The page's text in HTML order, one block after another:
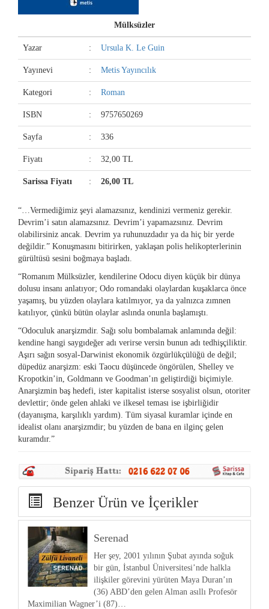
Mülksüzler
Yazar : Ursula K. Le Guin
Yayınevi : Metis Yayıncılık
Kategori : Roman
ISBN : 9757650269
Sayfa : 336
Fiyatı : 32,00 TL
Sarissa Fiyatı : 26,00 TL
“…Vermediğimiz şeyi alamazsınız, kendinizi vermeniz gerekir.
Devrim’i satın alamazsınız. Devrim’i yapamazsınız. Devrim
olabilirsiniz ancak. Devrim ya ruhunuzdadır ya da hiç bir yerde
değildir.” Konuşmasını bitirirken, yaklaşan polis helikopterlerinin
gürültüsü sesini boğmaya başladı.
“Romanım Mülksüzler, kendilerine Odocu diyen küçük bir dünya
dolusu insanı anlatıyor; Odo romandaki olaylardan kuşaklarca önce
yaşamış, bu yüzden olaylara katılmıyor, ya da yalnızca zımnen
katılıyor, çünkü bütün olaylar aslında onunla başlamıştı.
“Odoculuk anarşizmdir. Sağı solu bombalamak anlamında değil:
kendine hangi saygıdeğer adı verirse versin bunun adı tedhişçiliktir.
Aşırı sağın sosyal-Darwinist ekonomik özgürlükçülüğü de değil;
düpedüz anarşizm: eski Taocu düşüncede öngörülen, Shelley ve
Kropotkin’in, Goldmann ve Goodman’ın geliştirdiği biçimiyle.
Anarşizmin baş hedefi, ister kapitalist isterse sosyalist olsun, otoriter
devlettir; önde gelen ahlaki ve ilkesel teması ise işbirliğidir
(dayanışma, karşılıklı yardım). Tüm siyasal kuramlar içinde en
idealist olanı anarşizmdir; bu yüzden de bana en ilginç gelen
kuramdır.”
Benzer Ürün ve İçerikler
Serenad
Her şey, 2001 yılının Şubat ayında soğuk
bir gün, İstanbul Üniversitesi’nde halkla
ilişkiler görevini yürüten Maya Duran’ın
(36) ABD’den gelen Alman asıllı Profesör
Maximilian Wagner’i (87)…